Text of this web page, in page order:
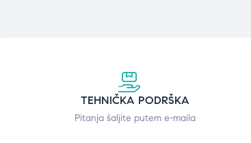
TEHNIČKA PODRŠKA
Pitanja šaljite putem e-maila